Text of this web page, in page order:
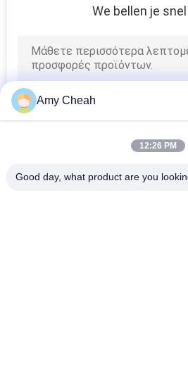
We bellen je
Amy Cheah
12:26 PM
Good day, what product are you